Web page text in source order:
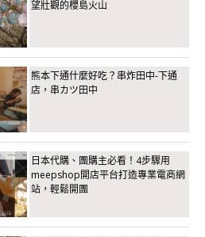
望壯觀的櫻島火山
熊本下通什麼好吃？串炸田中-下通
店，串カツ田中
日本代購、團購主必看！4步驟用
meepshop開店平台打造專業電商網
站，輕鬆開團